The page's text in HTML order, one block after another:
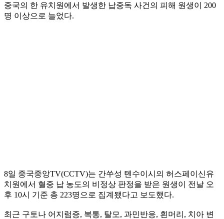
중국의 한 유치원에서 발생한 납중독 사건의 피해 원생이 200
명 이상으로 늘었다.
8일 중국중앙TV(CCTV)는 간쑤성 톈수이시의 허스페이신유
치원에서 혈중 납 농도의 비정상 판정을 받은 원생이 전날 오
후 10시 기준 총 223명으로 집계됐다고 보도했다.
최근 구토나 어지럼증, 복통, 탈모, 과민반응, 흰머리, 치아 변